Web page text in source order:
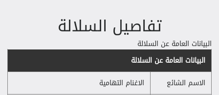
تفاصيل السلالة
البيانات العامة عن السلالة
البيانات العامة عن السلالة
الاسم الشائع
الاغنام التهامية